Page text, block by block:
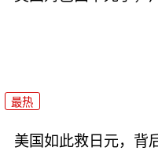
最热
美国如此救日元，背